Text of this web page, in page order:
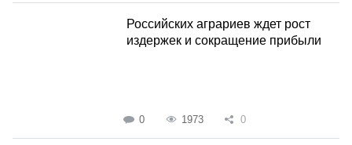
Российских аграриев ждет рост
издержек и сокращение прибыли
0 1973 0